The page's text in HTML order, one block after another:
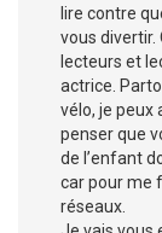
lire contre
vous divertir.
lecteurs et
actrice.
vélo, je peux
penser que
de l’enfant
car pour me
réseaux.